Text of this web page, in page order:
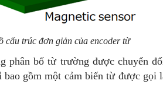
cấu trúc đơn giản của encoder từ
phân bố từ trường được chuyển
bao gồm một cảm biến từ được gọi